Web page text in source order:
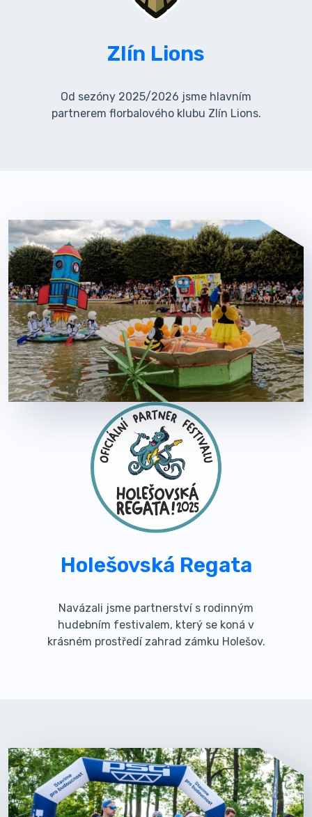
Zlín Lions
Od sezóny 2025/2026 jsme hlavním
partnerem florbalového klubu Zlín Lions.
Holešovská Regata
Navázali jsme partnerství s rodinným
hudebním festivalem, který se koná v
krásném prostředí zahrad zámku Holešov.